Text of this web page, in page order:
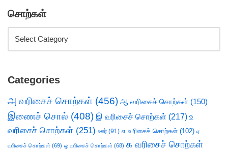
சொற்கள்
Categories
அ வரிசைச் சொற்கள் (456) ஆ வரிசைச் சொற்கள் (150)
இணைச் சொல் (408) இ வரிசைச் சொற்கள் (217) உ
வரிசைச் சொற்கள் (251) ஊர் (91) எ வரிசைச் சொற்கள் (102) ஏ
வரிசைச் சொற்கள் (69) ஒ வரிசைச் சொற்கள் (68) க வரிசைச் சொற்கள்